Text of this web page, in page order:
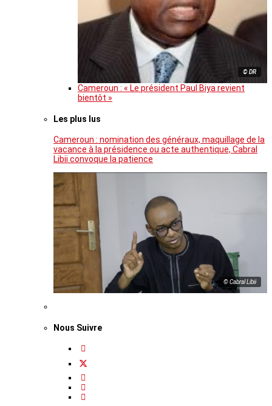
© DR
Cameroun : « Le président Paul Biya revient
bientôt »
Les plus lus
Cameroun : nomination des généraux, maquillage de la
vacance à la présidence ou acte authentique, Cabral
Libii convoque la patience
© Cabral Libii
Nous Suivre